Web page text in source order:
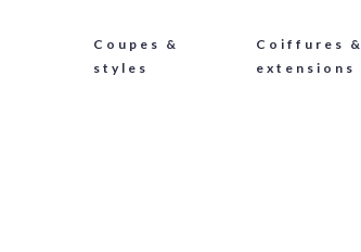
Coupes &
styles
Coiffures &
extensions